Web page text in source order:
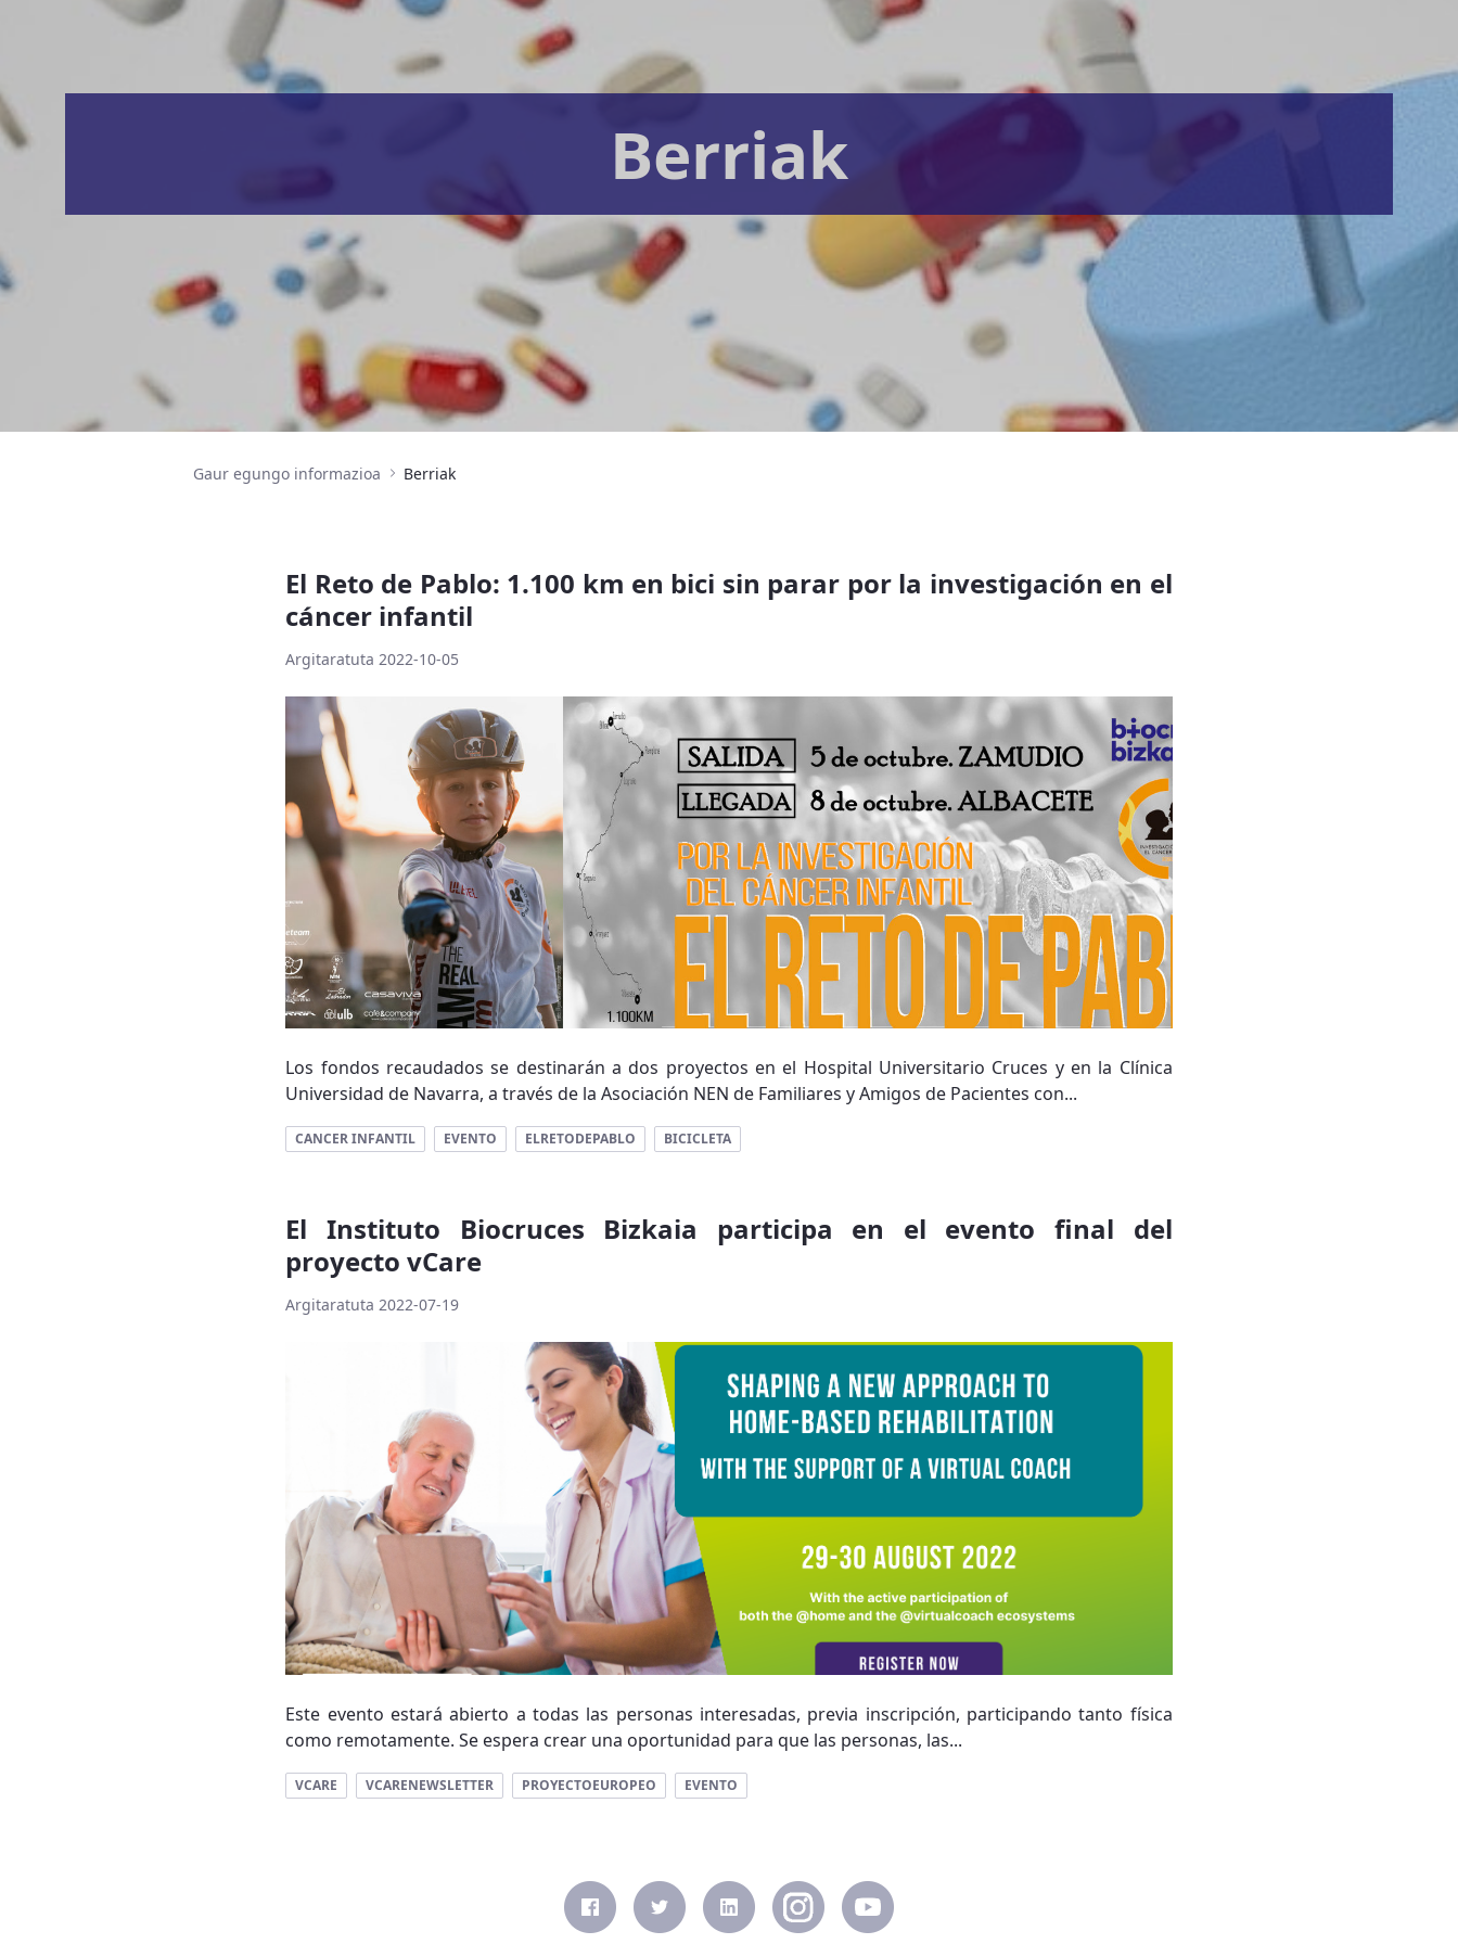
Berriak
Gaur egungo informazioa Berriak
El Reto de Pablo: 1.100 km en bici sin parar por la investigación en el
cáncer infantil
Argitaratuta 2022-10-05
Los fondos recaudados se destinarán a dos proyectos en el Hospital Universitario Cruces y en la Clínica
Universidad de Navarra, a través de la Asociación NEN de Familiares y Amigos de Pacientes con...
CANCER INFANTIL EVENTO ELRETODEPABLO BICICLETA
El Instituto Biocruces Bizkaia participa en el evento final del
proyecto vCare
Argitaratuta 2022-07-19
Este evento estará abierto a todas las personas interesadas, previa inscripción, participando tanto física
como remotamente. Se espera crear una oportunidad para que las personas, las...
VCARE VCARENEWSLETTER PROYECTOEUROPEO EVENTO